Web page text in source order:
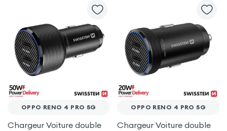
OPPO RENO 4 PRO 5G
Chargeur Voiture double
OPPO RENO 4 PRO 5G
Chargeur Voiture double